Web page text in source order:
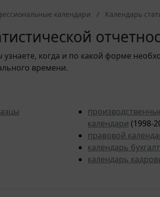
календари Календарь
узнаете, когда и по какой форме
времени.
календари (1998-
правовой
календарь
календарь